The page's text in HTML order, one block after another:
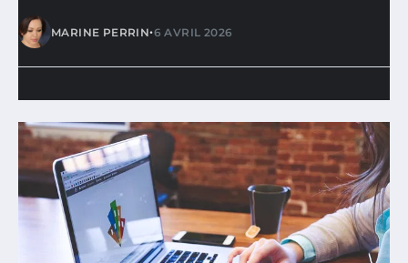
MARINE PERRIN•6 AVRIL 2026